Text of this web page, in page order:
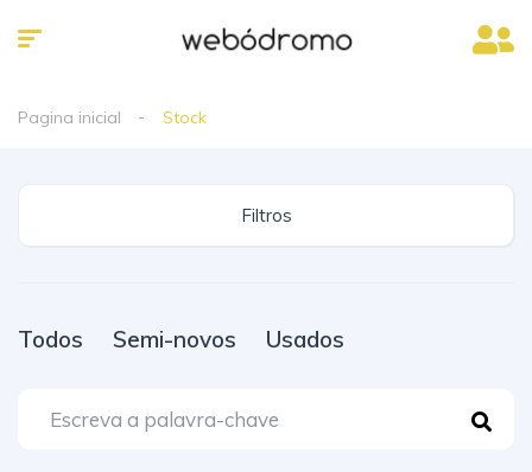
Pagina inicial Stock
Filtros
Todos Semi-novos Usados